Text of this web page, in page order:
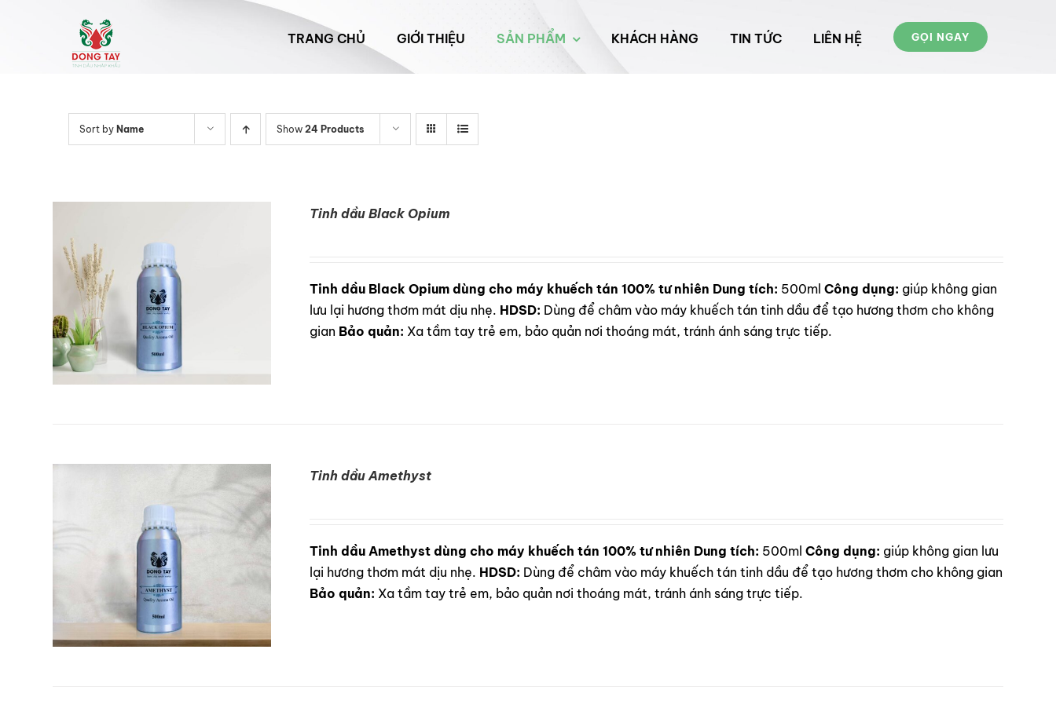
TRANG CHỦ GIỚI THIỆU SẢN PHẨM KHÁCH HÀNG TIN TỨC LIÊN HỆ GỌI NGAY
Sort by Name Show 24 Products
Tinh dầu Black Opium
Tinh dầu Black Opium dùng cho máy khuếch tán 100% tư nhiên Dung tích: 500ml Công dụng: giúp không gian
lưu lại hương thơm mát dịu nhẹ. HDSD: Dùng để châm vào máy khuếch tán tinh dầu để tạo hương thơm cho không
gian Bảo quản: Xa tầm tay trẻ em, bảo quản nơi thoáng mát, tránh ánh sáng trực tiếp.
Tinh dầu Amethyst
Tinh dầu Amethyst dùng cho máy khuếch tán 100% tư nhiên Dung tích: 500ml Công dụng: giúp không gian lưu
lại hương thơm mát dịu nhẹ. HDSD: Dùng để châm vào máy khuếch tán tinh dầu để tạo hương thơm cho không gian
Bảo quản: Xa tầm tay trẻ em, bảo quản nơi thoáng mát, tránh ánh sáng trực tiếp.